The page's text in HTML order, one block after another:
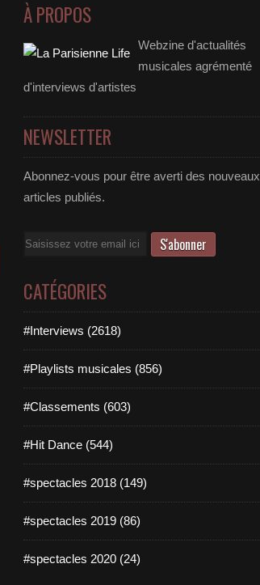
À PROPOS
Webzine d'actualités
musicales agrémenté
d'interviews d'artistes
NEWSLETTER
Abonnez-vous pour être averti des nouveaux
articles publiés.
Email
CATÉGORIES
#Interviews (2618)
#Playlists musicales (856)
#Classements (603)
#Hit Dance (544)
#spectacles 2018 (149)
#spectacles 2019 (86)
#spectacles 2020 (24)